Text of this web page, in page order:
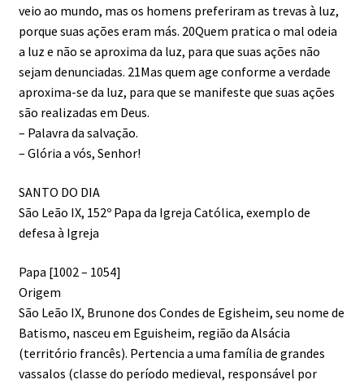
veio ao mundo, mas os homens preferiram as trevas à luz,
porque suas ações eram más. 20Quem pratica o mal odeia
a luz e não se aproxima da luz, para que suas ações não
sejam denunciadas. 21Mas quem age conforme a verdade
aproxima-se da luz, para que se manifeste que suas ações
são realizadas em Deus.
– Palavra da salvação.
– Glória a vós, Senhor!
SANTO DO DIA
São Leão IX, 152º Papa da Igreja Católica, exemplo de
defesa à Igreja
Papa [1002 – 1054]
Origem
São Leão IX, Brunone dos Condes de Egisheim, seu nome de
Batismo, nasceu em Eguisheim, região da Alsácia
(território francês). Pertencia a uma família de grandes
vassalos (classe do período medieval, responsável por